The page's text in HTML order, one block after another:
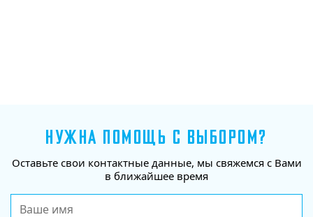
НУЖНА ПОМОЩЬ С ВЫБОРОМ?
Оставьте свои контактные данные, мы свяжемся с Вами
в ближайшее время